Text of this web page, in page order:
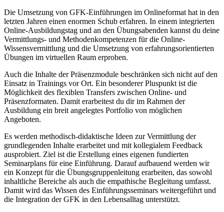
Die Umsetzung von GFK-Einführungen im Onlineformat hat in den
letzten Jahren einen enormen Schub erfahren. In einem integrierten
Online-Ausbildungstag und an den Übungsabenden kannst du deine
Vermittlungs- und Methodenkompetenzen für die Online-
Wissensvermittlung und die Umsetzung von erfahrungsorientierten
Übungen im virtuellen Raum erproben.
Auch die Inhalte der Präsenzmodule beschränken sich nicht auf den
Einsatz in Trainings vor Ort. Ein besonderer Pluspunkt ist die
Möglichkeit des flexiblen Transfers zwischen Online- und
Präsenzformaten. Damit erarbeitest du dir im Rahmen der
Ausbildung ein breit angelegtes Portfolio von möglichen
Angeboten.
Es werden methodisch-didaktische Ideen zur Vermittlung der
grundlegenden Inhalte erarbeitet und mit kollegialem Feedback
ausprobiert. Ziel ist die Erstellung eines eigenen fundierten
Seminarplans für eine Einführung. Darauf aufbauend werden wir
ein Konzept für die Übungsgruppenleitung erarbeiten, das sowohl
inhaltliche Bereiche als auch die empathische Begleitung umfasst.
Damit wird das Wissen des Einführungsseminars weitergeführt und
die Integration der GFK in den Lebensalltag unterstützt.